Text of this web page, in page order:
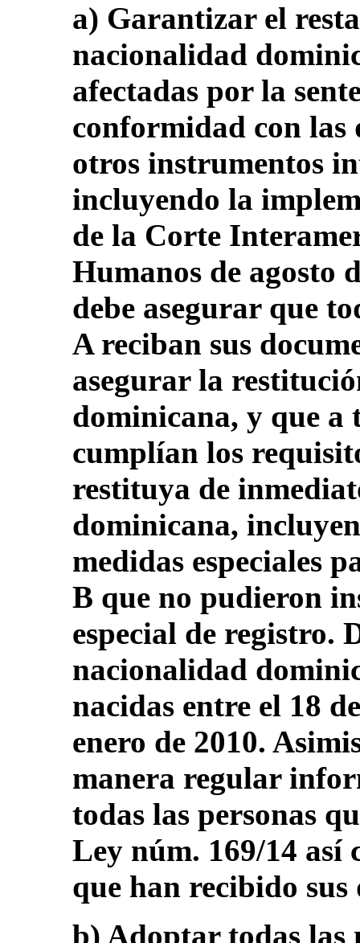
a) Garantizar el
nacionalidad
afectadas por la
conformidad con las
otros instrumentos
incluyendo la
de la Corte
Humanos de agosto
debe asegurar que
A reciban sus
asegurar la
dominicana, y que a
cumplían los
restituya de
dominicana,
medidas especiales
B que no pudieron
especial de registro.
nacionalidad
nacidas entre el 18
enero de 2010.
manera regular
todas las personas
Ley núm. 169/14 así
que han recibido
b) Adoptar todas las